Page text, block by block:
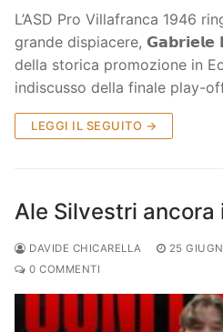
L’ASD Pro Villafranca 1946
grande dispiacere,
della storica promozione in
indiscusso della finale play-
LEGGI IL SEGUITO →
Ale Silvestri ancora
DAVIDE CHICARELLA 25
0 COMMENTI